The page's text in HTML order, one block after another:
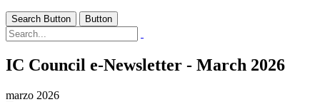
Search Button Button
IC Council e-Newsletter - March 2026
marzo 2026